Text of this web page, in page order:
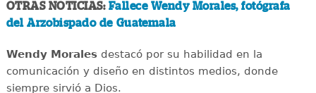
OTRAS NOTICIAS: Fallece Wendy Morales, fotógrafa
del Arzobispado de Guatemala
Wendy Moralesdestacó por su habilidad en la
comunicación y diseño en distintos medios, donde
siempre sirvió a Dios.